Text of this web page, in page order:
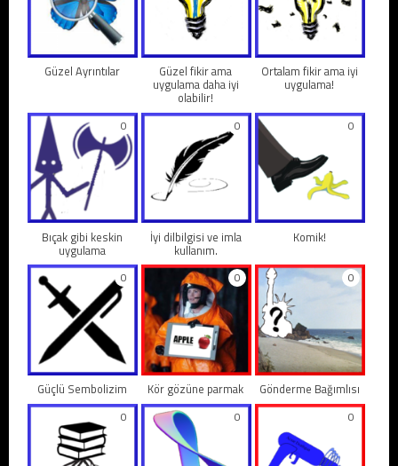
Güzel Ayrıntılar Güzel fikir ama
uygulama daha iyi
olabilir!
Ortalam fikir ama iyi
uygulama!
0
Bıçak gibi keskin
uygulama
0
İyi dilbilgisi ve imla
kullanım.
0
Komik!
0
Güçlü Sembolizim
0
Kör gözüne parmak
0
Gönderme Bağımlısı
0 0 0